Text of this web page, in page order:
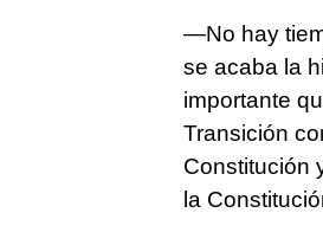
—No hay
se acaba la
importante
Transición
Constitución
la